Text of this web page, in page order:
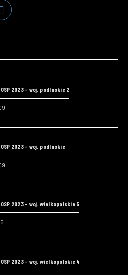
2023 – woj. podlaskie 2
2023 – woj. podlaskie
2023 – woj. wielkopolskie 5
2023 – woj. wielkopolskie 4